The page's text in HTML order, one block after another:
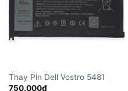
Thay Pin Dell Vostro 5481
750.000₫